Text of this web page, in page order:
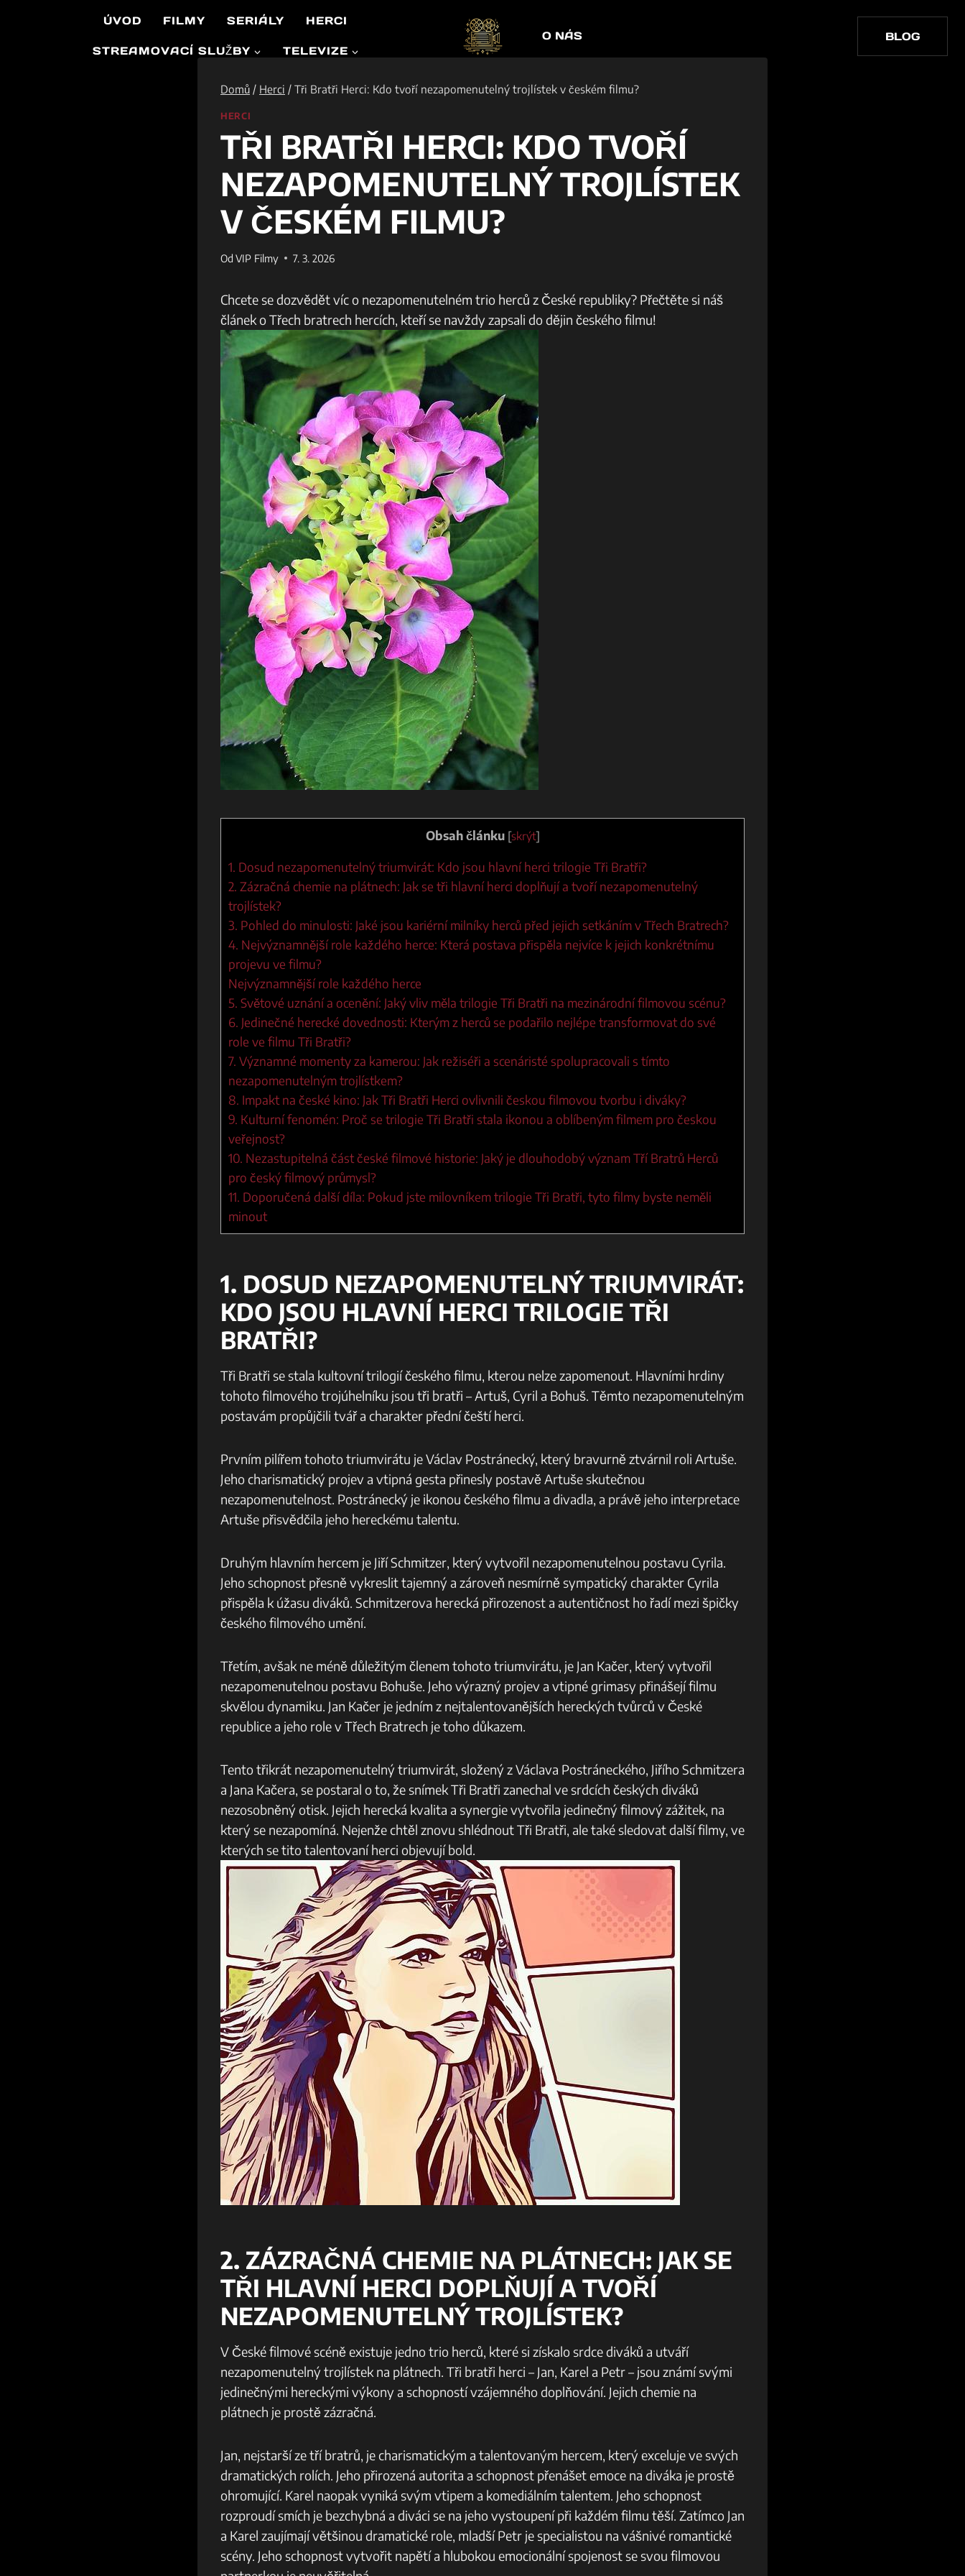
ÚVOD FILMY SERIÁLY HERCI
STREAMOVACÍ SLUŽBY TELEVIZE
O NÁS BLOG
Domů / Herci / Tři Bratři Herci: Kdo tvoří nezapomenutelný trojlístek v českém filmu?
HERCI
TŘI BRATŘI HERCI: KDO TVOŘÍ
NEZAPOMENUTELNÝ TROJLÍSTEK
V ČESKÉM FILMU?
Od VIP Filmy 7. 3. 2026
Chcete se dozvědět víc o nezapomenutelném trio herců z České republiky? Přečtěte si náš
článek o Třech bratrech hercích, kteří se navždy zapsali do dějin českého filmu!
Obsah článku [skrýt]
1. Dosud nezapomenutelný triumvirát: Kdo jsou hlavní herci trilogie Tři Bratři?
2. Zázračná chemie na plátnech: Jak se tři hlavní herci doplňují a tvoří nezapomenutelný
trojlístek?
3. Pohled do minulosti: Jaké jsou kariérní milníky herců před jejich setkáním v Třech Bratrech?
4. Nejvýznamnější role každého herce: Která postava přispěla nejvíce k jejich konkrétnímu
projevu ve filmu?
Nejvýznamnější role každého herce
5. Světové uznání a ocenění: Jaký vliv měla trilogie Tři Bratři na mezinárodní filmovou scénu?
6. Jedinečné herecké dovednosti: Kterým z herců se podařilo nejlépe transformovat do své
role ve filmu Tři Bratři?
7. Významné momenty za kamerou: Jak režiséři a scenáristé spolupracovali s tímto
nezapomenutelným trojlístkem?
8. Impakt na české kino: Jak Tři Bratři Herci ovlivnili českou filmovou tvorbu i diváky?
9. Kulturní fenomén: Proč se trilogie Tři Bratři stala ikonou a oblíbeným filmem pro českou
veřejnost?
10. Nezastupitelná část české filmové historie: Jaký je dlouhodobý význam Tří Bratrů Herců
pro český filmový průmysl?
11. Doporučená další díla: Pokud jste milovníkem trilogie Tři Bratři, tyto filmy byste neměli
minout
1. DOSUD NEZAPOMENUTELNÝ TRIUMVIRÁT:
KDO JSOU HLAVNÍ HERCI TRILOGIE TŘI
BRATŘI?
Tři Bratři se stala kultovní trilogií českého filmu, kterou nelze zapomenout. Hlavními hrdiny
tohoto filmového trojúhelníku jsou tři bratři – Artuš, Cyril a Bohuš. Těmto nezapomenutelným
postavám propůjčili tvář a charakter přední čeští herci.
Prvním pilířem tohoto triumvirátu je Václav Postránecký, který bravurně ztvárnil roli Artuše.
Jeho charismatický projev a vtipná gesta přinesly postavě Artuše skutečnou
nezapomenutelnost. Postránecký je ikonou českého filmu a divadla, a právě jeho interpretace
Artuše přisvědčila jeho hereckému talentu.
Druhým hlavním hercem je Jiří Schmitzer, který vytvořil nezapomenutelnou postavu Cyrila.
Jeho schopnost přesně vykreslit tajemný a zároveň nesmírně sympatický charakter Cyrila
přispěla k úžasu diváků. Schmitzerova herecká přirozenost a autentičnost ho řadí mezi špičky
českého filmového umění.
Třetím, avšak ne méně důležitým členem tohoto triumvirátu, je Jan Kačer, který vytvořil
nezapomenutelnou postavu Bohuše. Jeho výrazný projev a vtipné grimasy přinášejí filmu
skvělou dynamiku. Jan Kačer je jedním z nejtalentovanějších hereckých tvůrců v České
republice a jeho role v Třech Bratrech je toho důkazem.
Tento třikrát nezapomenutelný triumvirát, složený z Václava Postráneckého, Jiřího Schmitzera
a Jana Kačera, se postaral o to, že snímek Tři Bratři zanechal ve srdcích českých diváků
nezosobněný otisk. Jejich herecká kvalita a synergie vytvořila jedinečný filmový zážitek, na
který se nezapomíná. Nejenže chtěl znovu shlédnout Tři Bratři, ale také sledovat další filmy, ve
kterých se tito talentovaní herci objevují bold.
2. ZÁZRAČNÁ CHEMIE NA PLÁTNECH: JAK SE
TŘI HLAVNÍ HERCI DOPLŇUJÍ A TVOŘÍ
NEZAPOMENUTELNÝ TROJLÍSTEK?
V České filmové scéně existuje jedno trio herců, které si získalo srdce diváků a utváří
nezapomenutelný trojlístek na plátnech. Tři bratři herci – Jan, Karel a Petr – jsou známí svými
jedinečnými hereckými výkony a schopností vzájemného doplňování. Jejich chemie na
plátnech je prostě zázračná.
Jan, nejstarší ze tří bratrů, je charismatickým a talentovaným hercem, který exceluje ve svých
dramatických rolích. Jeho přirozená autorita a schopnost přenášet emoce na diváka je prostě
ohromující. Karel naopak vyniká svým vtipem a komediálním talentem. Jeho schopnost
rozproudí smích je bezchybná a diváci se na jeho vystoupení při každém filmu těší. Zatímco Jan
a Karel zaujímají většinou dramatické role, mladší Petr je specialistou na vášnivé romantické
scény. Jeho schopnost vytvořit napětí a hlubokou emocionální spojenost se svou filmovou